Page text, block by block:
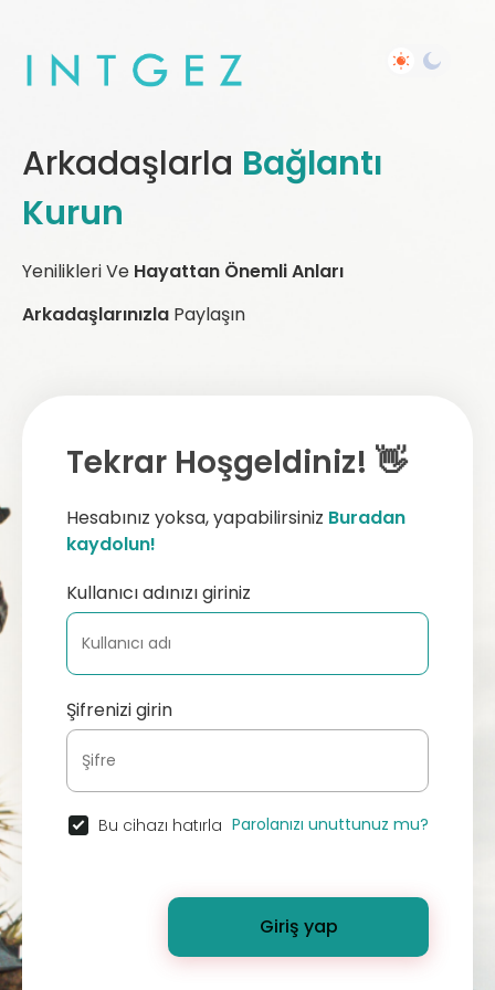
Arkadaşlarla Bağlantı
Kurun
Yenilikleri Ve Hayattan Önemli Anları
Arkadaşlarınızla Paylaşın
Tekrar Hoşgeldiniz! 👋
Hesabınız yoksa, yapabilirsiniz Buradan
kaydolun!
Kullanıcı adınızı giriniz
Şifrenizi girin
Bu cihazı hatırla Parolanızı unuttunuz mu?
Giriş yap